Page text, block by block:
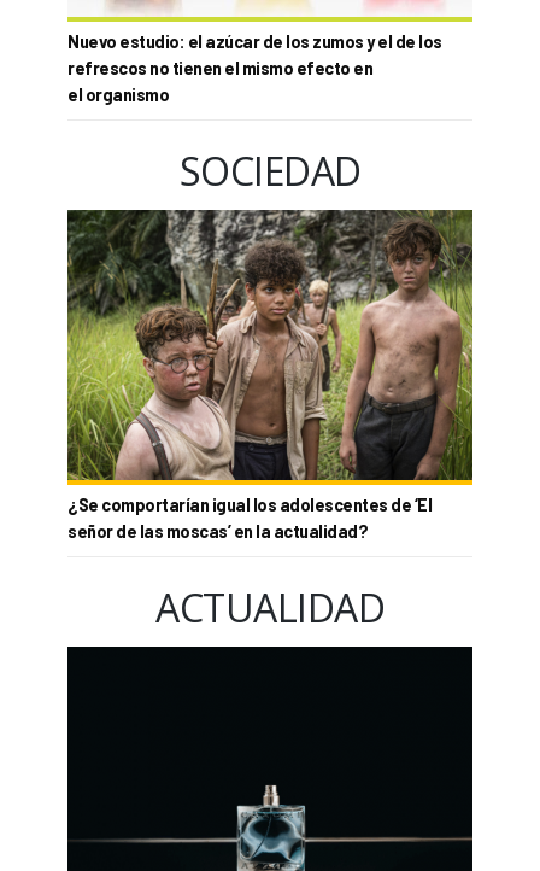
Nuevo estudio: el azúcar de los zumos y el de los
refrescos no tienen el mismo efecto en
el organismo
SOCIEDAD
¿Se comportarían igual los adolescentes de ‘El
señor de las moscas’ en la actualidad?
ACTUALIDAD